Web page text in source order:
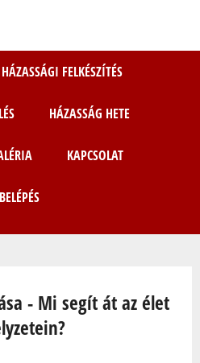
HÁZASSÁGI FELKÉSZÍTÉS
HÁZASSÁG HETE
KAPCSOLAT
BELÉPÉS
- Mi segít át az élet